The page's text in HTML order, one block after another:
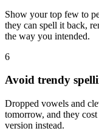
Show your top few to
they can spell it back,
the way you intended.
6
Avoid trendy
Dropped vowels and
tomorrow, and they
version instead.